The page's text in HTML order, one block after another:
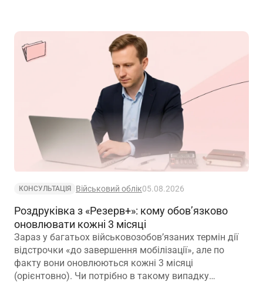
КОНСУЛЬТАЦІЯ Військовий облік05.08.2026
Роздруківка з «Резерв+»: кому обов’язково
оновлювати кожні 3 місяці
Зараз у багатьох військовозобов’язаних термін дії
відстрочки «до завершення мобілізації», але по
факту вони оновлюються кожні 3 місяці
(орієнтовно). Чи потрібно в такому випадку